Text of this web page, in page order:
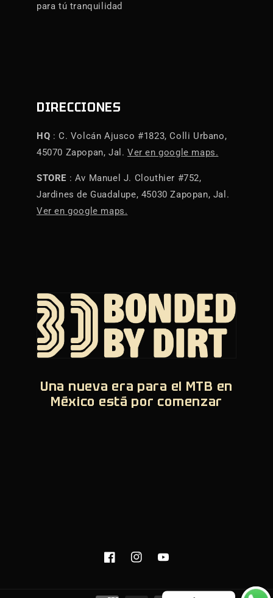
para tú tranquilidad
DIRECCIONES
HQ : C. Volcán Ajusco #1823, Colli Urbano,
45070 Zapopan, Jal. Ver en google maps.
STORE : Av Manuel J. Clouthier #752,
Jardines de Guadalupe, 45030 Zapopan, Jal.
Ver en google maps.
Una nueva era para el MTB en
México está por comenzar
FacebookInstagramYouTube